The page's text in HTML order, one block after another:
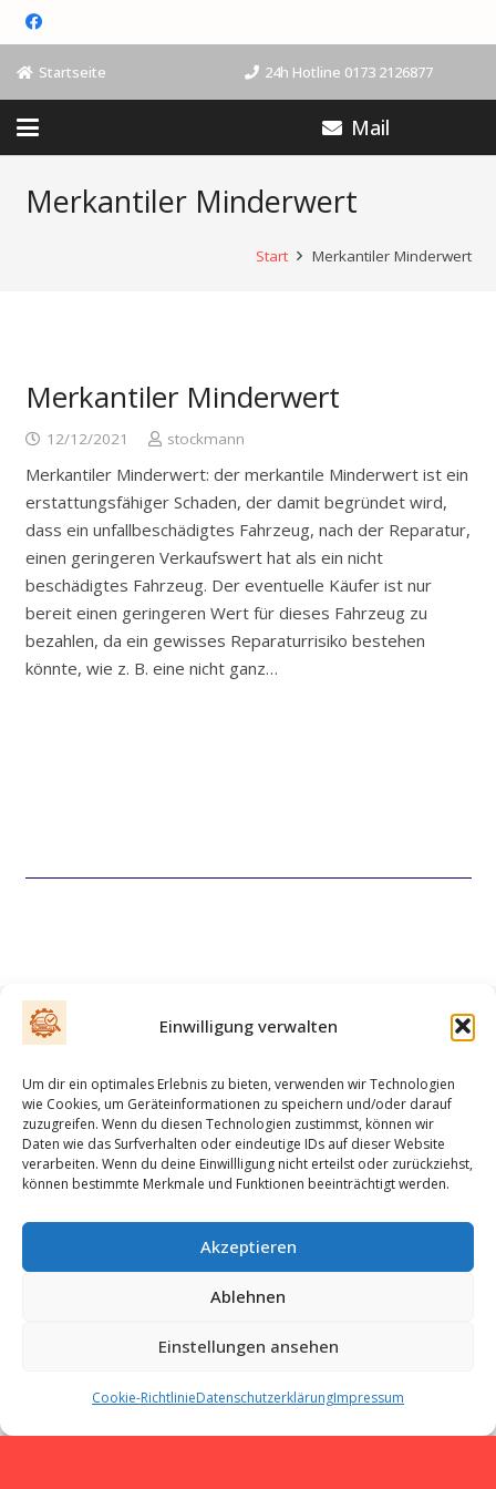
Einwilligung verwalten
Um dir ein optimales Erlebnis zu bieten, verwenden wir Technologien
wie Cookies, um Geräteinformationen zu speichern und/oder darauf
zuzugreifen. Wenn du diesen Technologien zustimmst, können wir
Daten wie das Surfverhalten oder eindeutige IDs auf dieser Website
verarbeiten. Wenn du deine Einwillligung nicht erteilst oder zurückziehst,
können bestimmte Merkmale und Funktionen beeinträchtigt werden.
Akzeptieren
Ablehnen
Einstellungen ansehen
Cookie-RichtlinieDatenschutzerklärungImpressum
Startseite 24h Hotline 0173 2126877
Mail
Merkantiler Minderwert
Start Merkantiler Minderwert
Merkantiler Minderwert
12/12/2021 stockmann
Merkantiler Minderwert: der merkantile Minderwert ist ein
erstattungsfähiger Schaden, der damit begründet wird,
dass ein unfallbeschädigtes Fahrzeug, nach der Reparatur,
einen geringeren Verkaufswert hat als ein nicht
beschädigtes Fahrzeug. Der eventuelle Käufer ist nur
bereit einen geringeren Wert für dieses Fahrzeug zu
bezahlen, da ein gewisses Reparaturrisiko bestehen
könnte, wie z. B. eine nicht ganz…
E-Mail
AGB